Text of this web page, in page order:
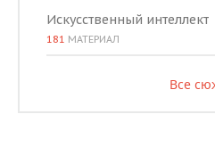
Искусственный интеллект
181 МАТЕРИАЛ
Все